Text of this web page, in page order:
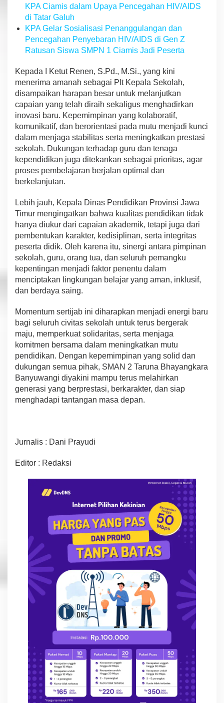
KPA Ciamis dalam Upaya Pencegahan HIV/AIDS
di Tatar Galuh
KPA Gelar Sosialisasi Penanggulangan dan
Pencegahan Penyebaran HIV/AIDS di Gen Z
Ratusan Siswa SMPN 1 Ciamis Jadi Peserta
Kepada I Ketut Renen, S.Pd., M.Si., yang kini
menerima amanah sebagai Plt Kepala Sekolah,
disampaikan harapan besar untuk melanjutkan
capaian yang telah diraih sekaligus menghadirkan
inovasi baru. Kepemimpinan yang kolaboratif,
komunikatif, dan berorientasi pada mutu menjadi kunci
dalam menjaga stabilitas serta meningkatkan prestasi
sekolah. Dukungan terhadap guru dan tenaga
kependidikan juga ditekankan sebagai prioritas, agar
proses pembelajaran berjalan optimal dan
berkelanjutan.
Lebih jauh, Kepala Dinas Pendidikan Provinsi Jawa
Timur mengingatkan bahwa kualitas pendidikan tidak
hanya diukur dari capaian akademik, tetapi juga dari
pembentukan karakter, kedisiplinan, serta integritas
peserta didik. Oleh karena itu, sinergi antara pimpinan
sekolah, guru, orang tua, dan seluruh pemangku
kepentingan menjadi faktor penentu dalam
menciptakan lingkungan belajar yang aman, inklusif,
dan berdaya saing.
Momentum sertijab ini diharapkan menjadi energi baru
bagi seluruh civitas sekolah untuk terus bergerak
maju, memperkuat solidaritas, serta menjaga
komitmen bersama dalam meningkatkan mutu
pendidikan. Dengan kepemimpinan yang solid dan
dukungan semua pihak, SMAN 2 Taruna Bhayangkara
Banyuwangi diyakini mampu terus melahirkan
generasi yang berprestasi, berkarakter, dan siap
menghadapi tantangan masa depan.
Jurnalis : Dani Prayudi
Editor : Redaksi